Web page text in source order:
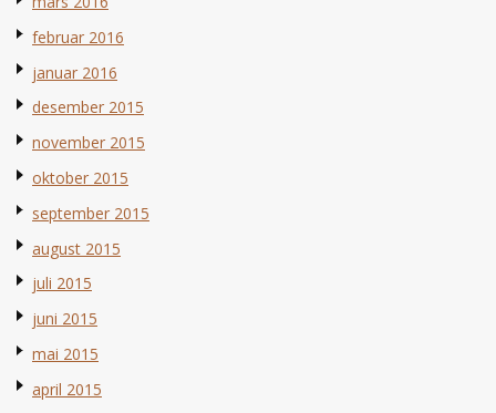
februar 2016
januar 2016
desember 2015
november 2015
oktober 2015
september 2015
august 2015
juli 2015
juni 2015
mai 2015
april 2015